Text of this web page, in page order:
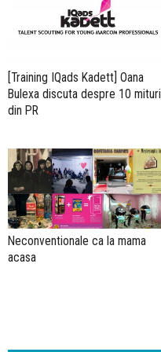
[Training IQads Kadett] Oana
Bulexa discuta despre 10 mituri
din PR
Neconventionale ca la mama
acasa